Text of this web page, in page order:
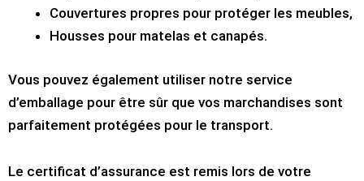
Couvertures propres pour protéger les meubles,
Housses pour matelas et canapés.
Vous pouvez également utiliser notre service
d’emballage pour être sûr que vos marchandises sont
parfaitement protégées pour le transport.
Le certificat d’assurance est remis lors de votre